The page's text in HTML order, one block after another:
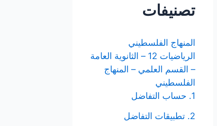
ع
:
تصنيفات
المنهاج الفلسطيني
الرياضيات 12 – الثانوية العامة
– القسم العلمي – المنهاج
الفلسطيني
1. حساب التفاضل
2. تطبيقات التفاضل